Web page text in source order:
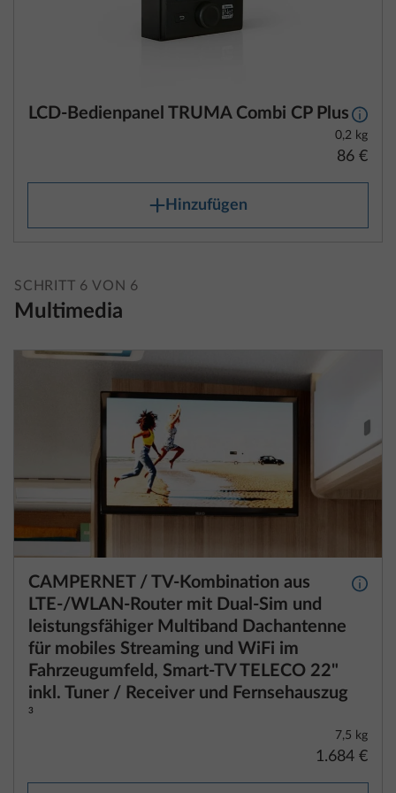
LCD-Bedienpanel TRUMA Combi CP Plus Mehr
0,2 kg
86 €
Hinzufügen
SCHRITT 6 VON 6
Multimedia
CAMPERNET / TV-Kombination aus
LTE-/WLAN-Router mit Dual-Sim und
leistungsfähiger Multiband Dachantenne
für mobiles Streaming und WiFi im
Fahrzeugumfeld, Smart-TV TELECO 22"
inkl. Tuner / Receiver und Fernsehauszug
3
Mehr
7,5 kg
1.684 €